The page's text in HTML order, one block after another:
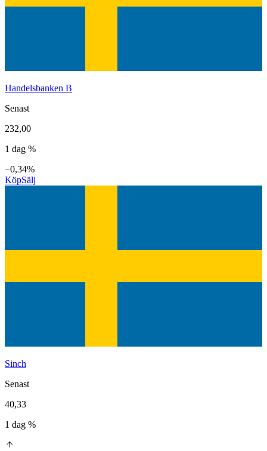
Handelsbanken B
Senast
232,00
1 dag %
−0,34%
KöpSälj
Sinch
Senast
40,33
1 dag %